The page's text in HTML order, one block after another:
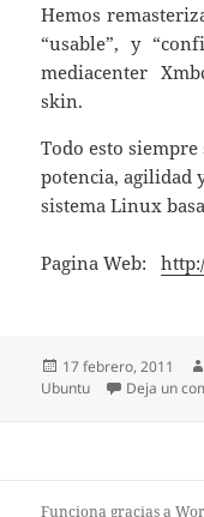
Hemos
“usable”, y
mediacenter
skin.
Todo esto
potencia, agilidad
sistema Linux
Pagina Web:
Publicado
el
17 febrero, 2011
Ubuntu
Deja un
Funciona gracias a